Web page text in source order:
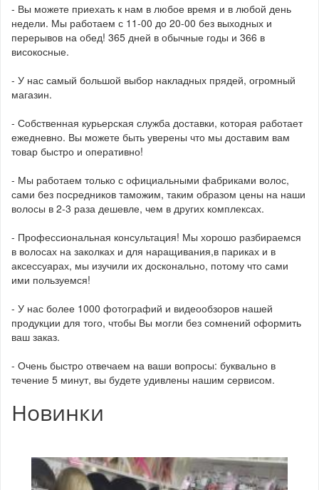
- Вы можете приехать к нам в любое время и в любой день
недели. Мы работаем с 11-00 до 20-00 без выходных и
перерывов на обед! 365 дней в обычные годы и 366 в
високосные.
- У нас самый большой выбор накладных прядей, огромный
магазин.
- Собственная курьерская служба доставки, которая работает
ежедневно. Вы можете быть уверены что мы доставим вам
товар быстро и оперативно!
- Мы работаем только с официальными фабриками волос,
сами без посредников таможим, таким образом цены на наши
волосы в 2-3 раза дешевле, чем в других комплексах.
- Профессиональная консультация! Мы хорошо разбираемся
в волосах на заколках и для наращивания,в париках и в
аксессуарах, мы изучили их досконально, потому что сами
ими пользуемся!
- У нас более 1000 фотографий и видеообзоров нашей
продукции для того, чтобы Вы могли без сомнений оформить
ваш заказ.
- Очень быстро отвечаем на ваши вопросы: буквально в
течение 5 минут, вы будете удивлены нашим сервисом.
Новинки